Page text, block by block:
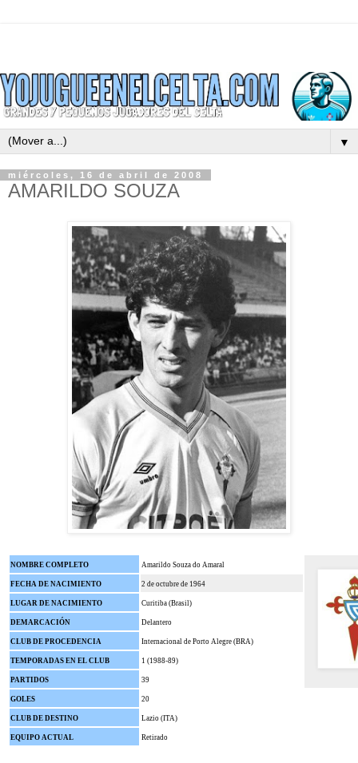
▼
miércoles, 16 de abril de 2008
AMARILDO SOUZA
NOMBRE COMPLETO Amarildo Souza do Amaral
FECHA DE NACIMIENTO 2 de octubre de 1964
LUGAR DE NACIMIENTO Curitiba (Brasil)
DEMARCACIÓN Delantero
CLUB DE PROCEDENCIA Internacional de Porto Alegre (BRA)
TEMPORADAS EN EL CLUB 1 (1988-89)
PARTIDOS 39
GOLES 20
CLUB DE DESTINO Lazio (ITA)
EQUIPO ACTUAL Retirado